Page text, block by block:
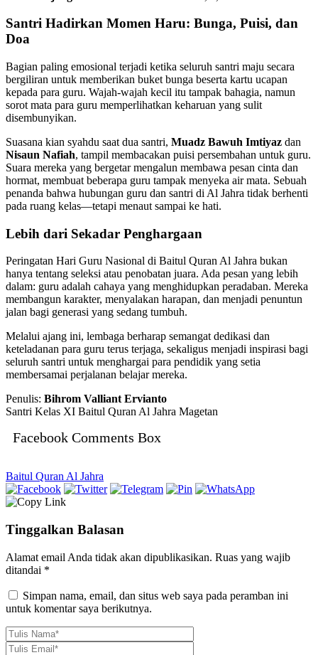
Santri Hadirkan Momen Haru: Bunga, Puisi, dan
Doa
Bagian paling emosional terjadi ketika seluruh santri maju secara
bergiliran untuk memberikan buket bunga beserta kartu ucapan
kepada para guru. Wajah-wajah kecil itu tampak bahagia, namun
sorot mata para guru memperlihatkan keharuan yang sulit
disembunyikan.
Suasana kian syahdu saat dua santri, Muadz Bawuh Imtiyaz dan
Nisaun Nafiah, tampil membacakan puisi persembahan untuk guru.
Suara mereka yang bergetar mengalun membawa pesan cinta dan
hormat, membuat beberapa guru tampak menyeka air mata. Sebuah
penanda bahwa hubungan guru dan santri di Al Jahra tidak berhenti
pada ruang kelas—tetapi menaut sampai ke hati.
Lebih dari Sekadar Penghargaan
Peringatan Hari Guru Nasional di Baitul Quran Al Jahra bukan
hanya tentang seleksi atau penobatan juara. Ada pesan yang lebih
dalam: guru adalah cahaya yang menghidupkan peradaban. Mereka
membangun karakter, menyalakan harapan, dan menjadi penuntun
jalan bagi generasi yang sedang tumbuh.
Melalui ajang ini, lembaga berharap semangat dedikasi dan
keteladanan para guru terus terjaga, sekaligus menjadi inspirasi bagi
seluruh santri untuk menghargai para pendidik yang setia
membersamai perjalanan belajar mereka.
Penulis: Bihrom Valliant Ervianto
Santri Kelas XI Baitul Quran Al Jahra Magetan
Facebook Comments Box
Baitul Quran Al Jahra
Tinggalkan Balasan
Alamat email Anda tidak akan dipublikasikan. Ruas yang wajib
ditandai *
Simpan nama, email, dan situs web saya pada peramban ini
untuk komentar saya berikutnya.